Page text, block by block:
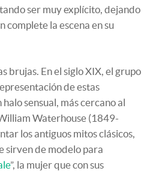
ser muy explícito, dejando
complete la escena en su
brujas. En el siglo XIX, el grupo
de estas
sensual, más cercano al
Waterhouse (1849-
los antiguos mitos clásicos,
sirven de modelo para
”, la mujer que con sus